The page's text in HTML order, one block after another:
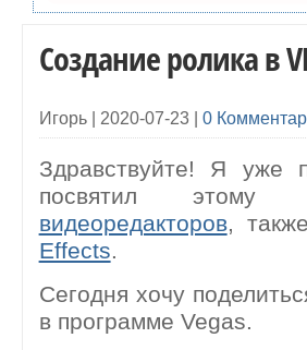
Создание ролика в
Игорь | 2020-07-23 | 0
Здравствуйте! Я уже
посвятил
видеоредакторов,
Effects
Сегодня хочу
в программе Vegas.